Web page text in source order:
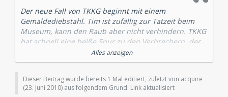
fitnessstudio-mafia.html#review
)
Der neue Fall von TKKG beginnt mit einem
Gemäldediebstahl. Tim ist zufällig zur Tatzeit beim
Museum, kann den Raub aber nicht verhindern. TKKG
hat schnell eine heiße Spur zu den Verbrechern, der
sie sofort folgen. Doch auf einmal macht Karl eine
unglaubliche Entdeckung...
Dieses Thema gab es bei TKKG so noch nie. Positiv bei
der neuen Produktion empfand ich, dass es nicht
Alles anzeigen
Dieser Beitrag wurde bereits 1 Mal editiert, zuletzt von acquire
(23. Juni 2010) aus folgendem Grund: Link aktualisiert